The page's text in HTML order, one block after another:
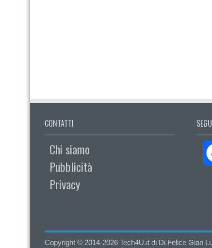
CONTATTI
Chi siamo
Pubblicità
Privacy
Copyright © 2014-2026 Tech4U.it di Di Felice Gian